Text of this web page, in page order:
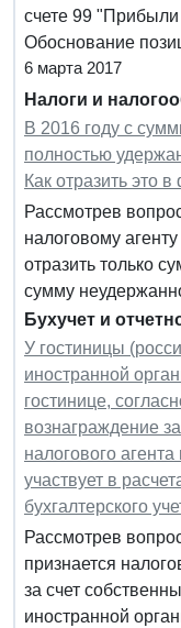
счете 99
Обоснование
6 марта 2017
Налоги и
В 2016 году с
полностью
Как отразить это
Рассмотрев
налоговому
отразить только
сумму
Бухучет и
У гостиницы
иностранной
гостинице,
вознаграждение
налогового
участвует в
бухгалтерского
Рассмотрев
признается
за счет
иностранной